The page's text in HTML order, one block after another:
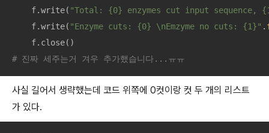
    f.write(
"Total: {0} enzymes cut input sequence,
    f.write(
"Enzyme cuts: {0} \nEmzyme no cuts: {1}" .
# 진짜 세주는거 겨우 추가했습니다...ㅠㅠ
사실 길어서 생략했는데 코드 위쪽에 0컷이랑 컷 두 개의 리스트
가 있다.